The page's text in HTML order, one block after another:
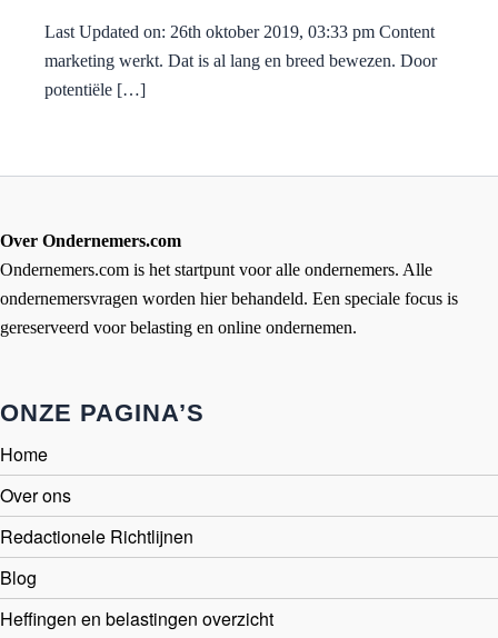
Last Updated on: 26th oktober 2019, 03:33 pm Content
marketing werkt. Dat is al lang en breed bewezen. Door
potentiële […]
Over Ondernemers.com
Ondernemers.com is het startpunt voor alle ondernemers. Alle
ondernemersvragen worden hier behandeld. Een speciale focus is
gereserveerd voor belasting en online ondernemen.
ONZE PAGINA’S
Home
Over ons
Redactionele Richtlijnen
Blog
Heffingen en belastingen overzicht